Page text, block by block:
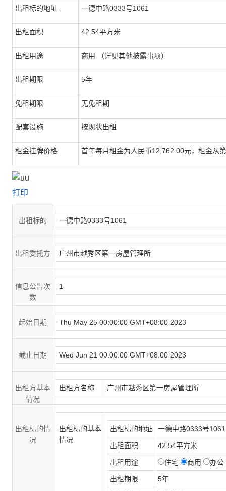
出租标的地址 一德中路0333号1061
出租面积 42.54平方米
出租用途 商用 （详见其他披露事项）
出租期限 5年
免租期限 无免租期
配套设施 按现状出租
租金挂牌价格 首年每月租金为人民币12,762.00元，租金从
打印
出租标的 一德中路0333号1061
出租委托方 广州市越秀区第一房屋管理所
信息公告次
数
1
起始日期 Thu May 25 00:00:00 GMT+08:00 2023
截止日期 Wed Jun 21 00:00:00 GMT+08:00 2023
出租方基本
情况
出租方名称 广州市越秀区第一房屋管理所
出租标的情
况
出租标的基本
情况
出租标的地址 一德中路0333号1061
出租面积 42.54平方米
出租用途 住宅 商用 办公
出租期限 5年